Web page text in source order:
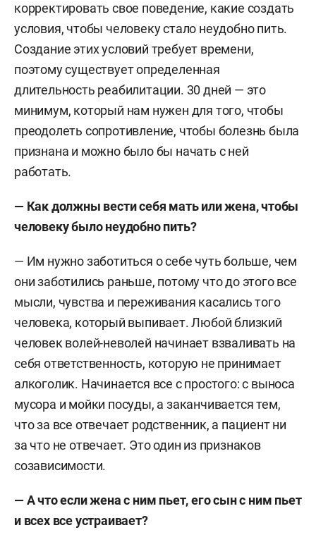
корректировать свое поведение, какие создать
условия, чтобы человеку стало неудобно пить.
Создание этих условий требует времени,
поэтому существует определенная
длительность реабилитации. 30 дней — это
минимум, который нам нужен для того, чтобы
преодолеть сопротивление, чтобы болезнь была
признана и можно было бы начать с ней
работать.
— Как должны вести себя мать или жена, чтобы
человеку было неудобно пить?
— Им нужно заботиться о себе чуть больше, чем
они заботились раньше, потому что до этого все
мысли, чувства и переживания касались того
человека, который выпивает. Любой близкий
человек волей-неволей начинает взваливать на
себя ответственность, которую не принимает
алкоголик. Начинается все с простого: с выноса
мусора и мойки посуды, а заканчивается тем,
что за все отвечает родственник, а пациент ни
за что не отвечает. Это один из признаков
созависимости.
— А что если жена с ним пьет, его сын с ним пьет
и всех все устраивает?